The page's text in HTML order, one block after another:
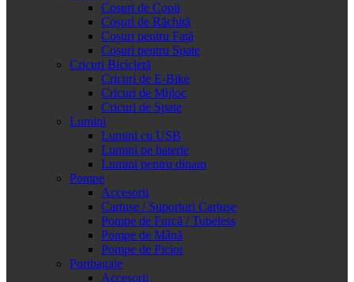
Cosuri de Copii
Coșuri de Răchită
Coșuri pentru Față
Coșuri pentru Spate
Cricuri Bicicletă
Cricuri de E-Bike
Cricuri de Mijloc
Cricuri de Spate
Lumini
Lumini cu USB
Lumini pe baterie
Lumini pentru dinam
Pompe
Accesorii
Cartușe / Suporturi Cartușe
Pompe de Furcă / Tubeless
Pompe de Mână
Pompe de Picior
Portbagaje
Accesorii